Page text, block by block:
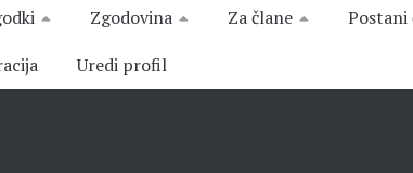
Zgodovina Za člane Postani
Uredi profil